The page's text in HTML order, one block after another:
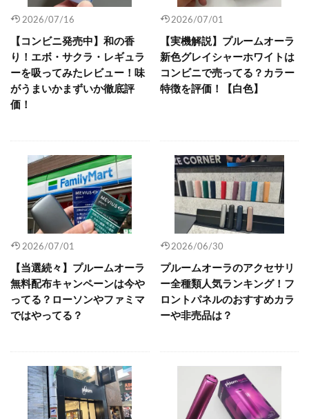
2026/07/16
【コンビニ発売中】和の香
り！エボ・サクラ・レギュラ
ーを吸ってみたレビュー！味
がうまいかまずいか徹底評
価！
2026/07/01
【実機解説】プルームオーラ
新色グレイシャーホワイトは
コンビニで売ってる？カラー
特徴を評価！【白色】
2026/07/01
【当選続々】プルームオーラ
無料配布キャンペーンは今や
ってる？ローソンやファミマ
ではやってる？
2026/06/30
プルームオーラのアクセサリ
ー全種類人気ランキング！フ
ロントパネルのおすすめカラ
ーや非売品は？